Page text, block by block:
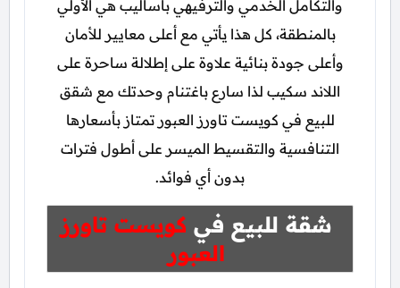
والتكامل الخدمي والترفيهي بأساليب هي الأولي
بالمنطقة، كل هذا يأتي مع أعلى معايير للأمان
وأعلى جودة بنائية علاوة على إطلالة ساحرة على
اللاند سكيب لذا سارع باغتنام وحدتك مع شقق
للبيع في كويست تاورز العبور تمتاز بأسعارها
التنافسية والتقسيط الميسر على أطول فترات
بدون أي فوائد.
شقة للبيع في كويست تاورز
العبور